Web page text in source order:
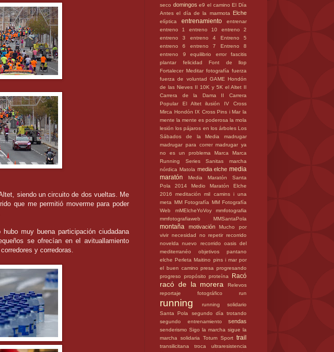
siendo un circuito de dos vueltas. Me
que me permitió moverme para poder
muy buena participación ciudadana
se ofrecían en el avituallamiento
y corredoras.
seco domingos e9 el camino El Día
Antes el día de la marmota Elche
elíptica entrenamiento
entrenar
entreno 1
entreno 10
entreno 2
entreno 3
entreno 4
Entreno 5
entreno 6
entreno 7
Entreno 8
entreno 9
equilibrio error
fascitis
plantar
felicidad
Font de llop
Fortalecer Meditar fotografía fuerza
fuerza de voluntad GAME Hondón
de las Nieves II 10K y 5K el Altet II
Carrera de la Dama
II Carrera
Popular El Altet
ilusión
IV Cross
Mirca Hondón IX Cross Pins i Mar la
mente la mente es poderosa la mola
lesión los pájaros en los árboles Los
Sábados de la Media
madrugar
madrugar para correr madrugar ya
no es un problema
Marca
Marca
Running Series Sanitas
marcha
nórdica Matola media elche media
maratón
Media Maratón Santa
Pola 2014
Medio Maratón Elche
2016
meditación
mil camins i una
meta MM Fotografía MM Fotografía
Web
mMElcheYoVoy
mmfotografia
mmfotografiaweb
MMSantaPola
montaña motivación
Mucho por
vivir necesidad
no repetir recorrido
novelda
nuevo recorrido
oasis del
mediterranéo
objetivos
pantano
elche Perleta Maitino pins i mar por
el buen camino presa progresando
progreso
propósito proteína Racó
racó de la morera
Relevos
reportaje fotográfico
run
running
running solidario
Santa Pola
segundo día trotando
segundo entrenamiento
sendas
senderismo Sigo la marcha sigue la
marcha
solidaria Totum Sport trail
transilicitana troca
ultraresistencia